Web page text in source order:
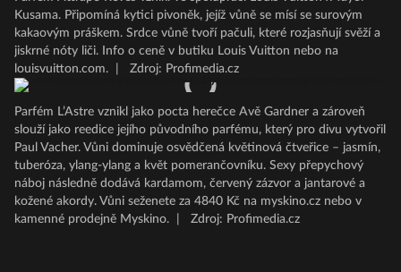
Kusama. Připomíná kytici pivoněk, jejíž vůně se mísí se surovým
kakaovým práškem. Srdce vůně tvoří pačuli, které rozjasňují svěží a
jiskrné nóty liči. Info o ceně v butiku Louis Vuitton nebo na
louisvuitton.com.
Zdroj: Profimedia.cz
Parfém L’Astre vznikl jako pocta herečce Avě Gardner a zároveň
slouží jako reedice jejího původního parfému, který pro divu vytvořil
Paul Vacher. Vůni dominuje osvědčená květinová čtveřice – jasmín,
tuberóza, ylang-ylang a květ pomerančovníku. Sexy přepychový
náboj následně dodává kardamom, červený zázvor a jantarové a
kožené akordy. Vůni seženete za 4840 Kč na myskino.cz nebo v
kamenné prodejně Myskino.
Zdroj: Profimedia.cz